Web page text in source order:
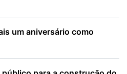
um aniversário como